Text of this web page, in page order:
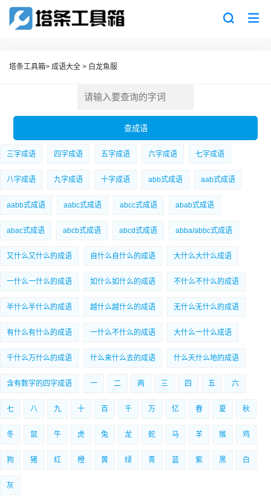
塔条工具箱> 成语大全 > 白龙鱼服
三字成语 四字成语 五字成语 六字成语 七字成语
八字成语 九字成语 十字成语 abb式成语 aab式成语
aabb式成语 aabc式成语 abcc式成语 abab式成语
abac式成语 abcb式成语 abcd式成语 abba/abbc式成语
又什么又什么的成语 自什么自什么的成语 大什么大什么成语
一什么一什么的成语 如什么如什么的成语 不什么不什么的成语
半什么半什么的成语 越什么越什么的成语 无什么无什么的成语
有什么有什么的成语 一什么不什么的成语 大什么一什么成语
千什么万什么的成语 什么来什么去的成语 什么天什么地的成语
含有数字的四字成语 一 二 两 三 四 五 六
七 八 九 十 百 千 万 亿 春 夏 秋
冬 鼠 牛 虎 兔 龙 蛇 马 羊 猴 鸡
狗 猪 红 橙 黄 绿 青 蓝 紫 黑 白
灰